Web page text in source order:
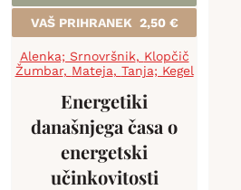
VAŠ PRIHRANEK 2,50 €
Alenka; Srnovršnik, Klopčič
Žumbar, Mateja, Tanja; Kegel
Energetiki
današnjega časa o
energetski
učinkovitosti